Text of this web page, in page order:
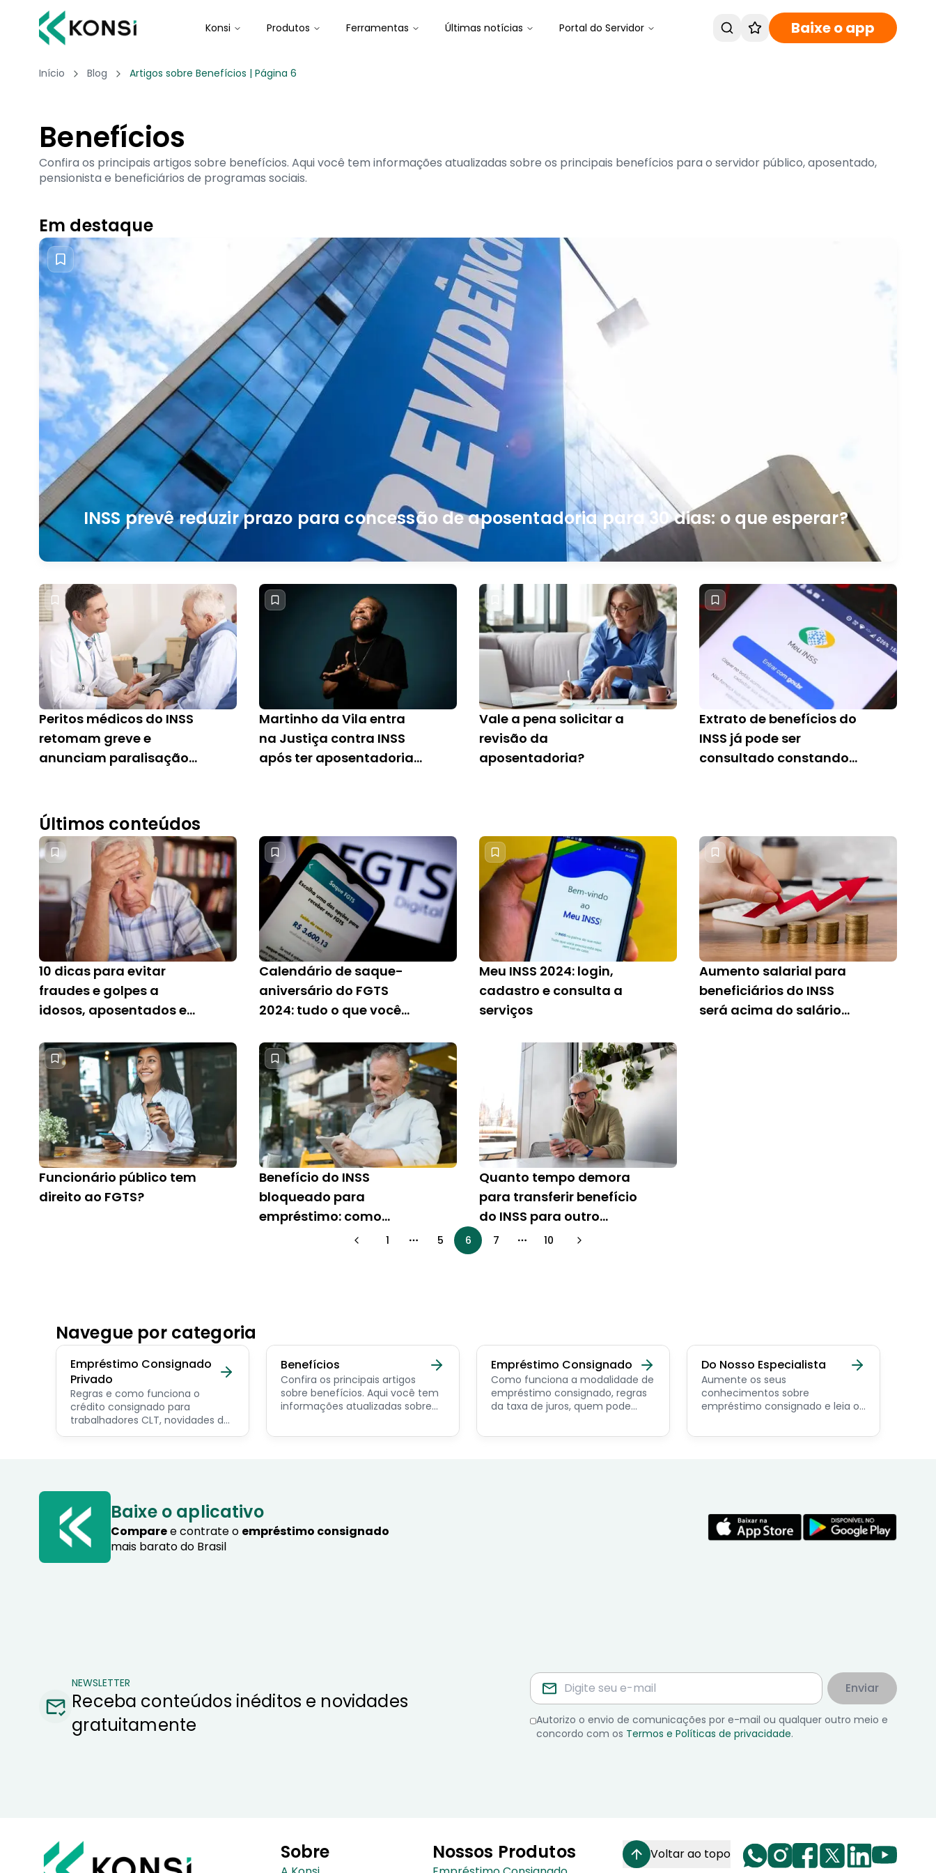
Konsi Produtos Ferramentas Últimas notícias Portal do Servidor Baixe o app
Início Blog Artigos sobre Benefícios | Página 6
Benefícios
Confira os principais artigos sobre benefícios. Aqui você tem informações atualizadas sobre os principais benefícios para o servidor público, aposentado,
pensionista e beneficiários de programas sociais.
Em destaque
INSS prevê reduzir prazo para concessão de aposentadoria para 30 dias: o que esperar?
Peritos médicos do INSS
retomam greve e
anunciam paralisação
Martinho da Vila entra
na Justiça contra INSS
após ter aposentadoria
Vale a pena solicitar a
revisão da
aposentadoria?
Extrato de benefícios do
INSS já pode ser
consultado constando
Últimos conteúdos
10 dicas para evitar
fraudes e golpes a
idosos, aposentados e
Calendário de saque-
aniversário do FGTS
2024: tudo o que você
Meu INSS 2024: login,
cadastro e consulta a
serviços
Aumento salarial para
beneficiários do INSS
será acima do salário
Funcionário público tem
direito ao FGTS?
Benefício do INSS
bloqueado para
empréstimo: como
Quanto tempo demora
para transferir benefício
do INSS para outro
banco?
1 More pages
5 6 7 More pages
10
Navegue por categoria
Empréstimo Consignado
Privado
Regras e como funciona o
crédito consignado para
trabalhadores CLT, novidades do
programa Crédito do
Benefícios
Confira os principais artigos
sobre benefícios. Aqui você tem
informações atualizadas sobre
servidor público, aposentado,
Empréstimo Consignado
Como funciona a modalidade de
empréstimo consignado, regras
da taxa de juros, quem pode
simular online.
Do Nosso Especialista
Aumente os seus
conhecimentos sobre
empréstimo consignado e leia os
economista especialista no
Baixe o aplicativo
Comparee contrate o empréstimo consignado
mais barato do Brasil
NEWSLETTER
Receba conteúdos inéditos e novidades
gratuitamente
Enviar
Autorizo o envio de comunicações por e-mail ou qualquer outro meio e
concordo com os Termos e Políticas de privacidade.
Sobre Nossos Produtos Voltar ao topo